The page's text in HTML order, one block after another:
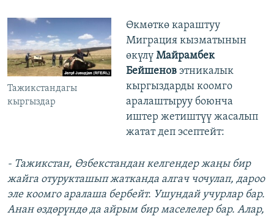
Тажикстандагы
кыргыздар
Өкмөткө караштуу
Миграция кызматынын
өкүлү Майрамбек
Бейшенов этникалык
кыргыздарды коомго
аралаштыруу боюнча
иштер жетиштүү жасалып
жатат деп эсептейт:
- Тажикстан, Өзбекстандан келгендер жаңы бир
жайга отурукташып жатканда алгач чочулап, дароо
эле коомго аралаша бербейт. Ушундай учурлар бар.
Анан өздөрүндө да айрым бир маселелер бар. Алар,